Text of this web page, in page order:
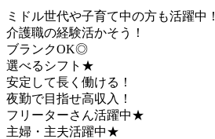
ミドル世代や子育て中の方も活躍中！
介護職の経験活かそう！
ブランクOK◎
選べるシフト★
安定して長く働ける！
夜勤で目指せ高収入！
フリーターさん活躍中★
主婦・主夫活躍中★